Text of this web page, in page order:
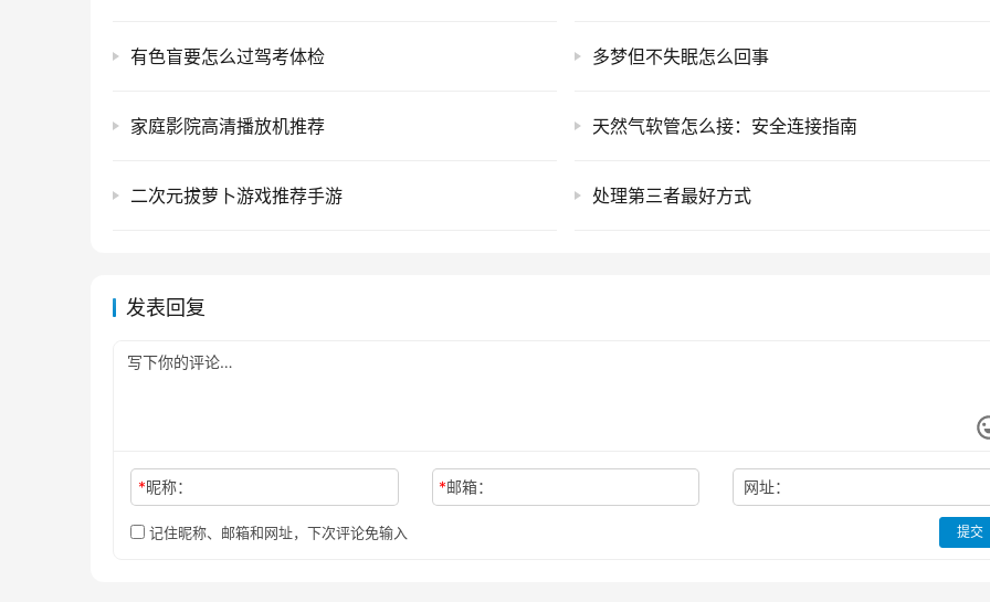
有色盲要怎么过驾考体检 多梦但不失眠怎么回事
家庭影院高清播放机推荐 天然气软管怎么接：安全连接指南
二次元拔萝卜游戏推荐手游 处理第三者最好方式
发表回复
*昵称： *邮箱： 网址：
记住昵称、邮箱和网址，下次评论免输入 提交